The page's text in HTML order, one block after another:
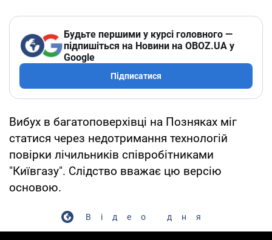
Будьте першими у курсі головного —
підпишіться на Новини на OBOZ.UA у
Google
Підписатися
Вибух в багатоповерхівці на Позняках міг
статися через недотримання технологій
повірки лічильників співробітниками
"Київгазу". Слідство вважає цю версію
основою.
Відео дня